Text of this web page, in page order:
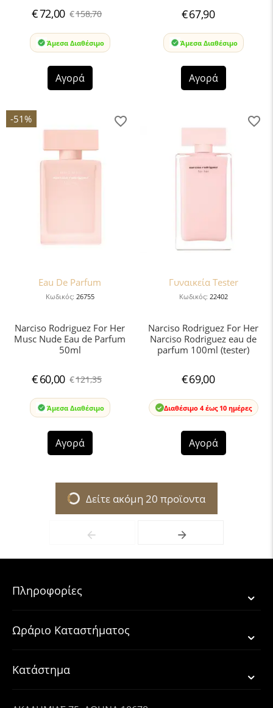
€158,70
€72,00
Άμεσα Διαθέσιμο
Αγορά
€67,90
Άμεσα Διαθέσιμο
Αγορά
-51%
Eau De Parfum
Κωδικός: 26755
Narciso Rodriguez For Her
Musc Nude Eau de Parfum
50ml
€121,35
€60,00
Άμεσα Διαθέσιμο
Αγορά
Γυναικεία Tester
Κωδικός: 22402
Narciso Rodriguez For Her
Narciso Rodriguez eau de
parfum 100ml (tester)
€69,00
Διαθέσιμο 4 έως 10 ημέρες
Αγορά
Δείτε ακόμη 20 προϊοντα
Πληροφορίες
Ωράριο Καταστήματος
Κατάστημα